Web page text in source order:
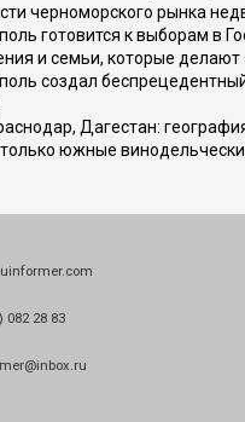
черноморского рынка
готовится к выборам в
и семьи, которые делают
создал
Дагестан:
южные
082 28 83